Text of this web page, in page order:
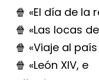
🍿 «El día de la
🍿 «Las locas
🍿 «Viaje al
🍿 «León XIV, e